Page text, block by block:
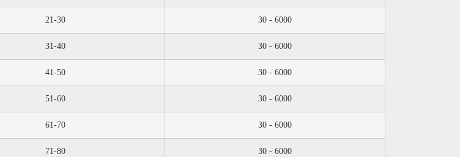
21-30 30 - 6000
31-40 30 - 6000
41-50 30 - 6000
51-60 30 - 6000
61-70 30 - 6000
71-80 30 - 6000